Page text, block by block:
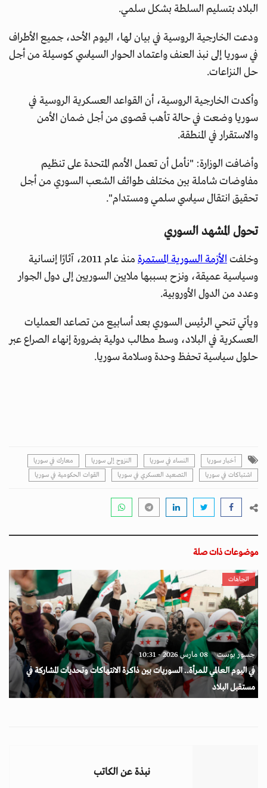
البلاد بتسليم السلطة بشكل سلمي.
ودعت الخارجية الروسية في بيان لها، اليوم الأحد، جميع الأطراف
في سوريا إلى نبذ العنف واعتماد الحوار السياسي كوسيلة من أجل
حل النزاعات.
وأكدت الخارجية الروسية، أن القواعد العسكرية الروسية في
سوريا وضعت في حالة تأهب قصوى من أجل ضمان الأمن
والاستقرار في المنطقة.
وأضافت الوزارة: "نأمل أن تعمل الأمم المتحدة على تنظيم
مفاوضات شاملة بين مختلف طوائف الشعب السوري من أجل
تحقيق انتقال سياسي سلمي ومستدام".
تحول المشهد السوري
وخلفتالأزمة السورية المستمرة
منذ عام 2011، آثارًا إنسانية
وسياسية عميقة، ونزح بسببها ملايين السوريين إلى دول الجوار
وعدد من الدول الأوروبية.
ويأتي تنحي الرئيس السوري بعد أسابيع من تصاعد العمليات
العسكرية في البلاد، وسط مطالب دولية بضرورة إنهاء الصراع عبر
حلول سياسية تحفظ وحدة وسلامة سوريا.
أخبار سوريا النساء في سوريا النزوح إلى سوريا
معارك في سوريا
اشتباكات في سوريا
التصعيد العسكري في سوريا القوات الحكومية في سوريا
موضوعات ذات صلة
اتجاهات
جسور بوست 08 مارس 2026 - 10:31
في اليوم العالمي للمرأة.. السوريات بين ذاكرة الانتهاكات وتحديات المشاركة في
مستقبل البلاد
نبذة عن الكاتب